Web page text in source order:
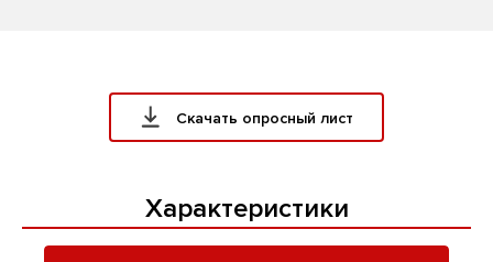
Скачать опросный лист
Характеристики